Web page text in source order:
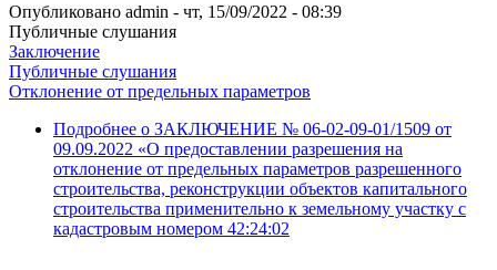
Опубликовано admin - чт, 15/09/2022 - 08:39
Публичные слушания
Заключение
Публичные слушания
Отклонение от предельных параметров
Подробнее о ЗАКЛЮЧЕНИЕ № 06-02-09-01/1509 от
09.09.2022 «О предоставлении разрешения на
отклонение от предельных параметров разрешенного
строительства, реконструкции объектов капитального
строительства применительно к земельному участку с
кадастровым номером 42:24:02